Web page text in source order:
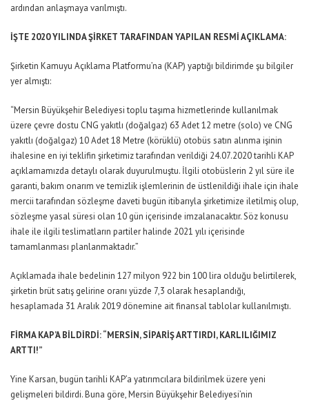
ardından anlaşmaya varılmıştı.
İŞTE 2020 YILINDA ŞİRKET TARAFINDAN YAPILAN RESMİ AÇIKLAMA:
Şirketin Kamuyu Açıklama Platformu’na (KAP) yaptığı bildirimde şu bilgiler
yer almıştı:
“Mersin Büyükşehir Belediyesi toplu taşıma hizmetlerinde kullanılmak
üzere çevre dostu CNG yakıtlı (doğalgaz) 63 Adet 12 metre (solo) ve CNG
yakıtlı (doğalgaz) 10 Adet 18 Metre (körüklü) otobüs satın alınma işinin
ihalesine en iyi teklifin şirketimiz tarafından verildiği 24.07.2020 tarihli KAP
açıklamamızda detaylı olarak duyurulmuştu. İlgili otobüslerin 2 yıl süre ile
garanti, bakım onarım ve temizlik işlemlerinin de üstlenildiği ihale için ihale
mercii tarafından sözleşme daveti bugün itibarıyla şirketimize iletilmiş olup,
sözleşme yasal süresi olan 10 gün içerisinde imzalanacaktır. Söz konusu
ihale ile ilgili teslimatların partiler halinde 2021 yılı içerisinde
tamamlanması planlanmaktadır.”
Açıklamada ihale bedelinin 127 milyon 922 bin 100 lira olduğu belirtilerek,
şirketin brüt satış gelirine oranı yüzde 7,3 olarak hesaplandığı,
hesaplamada 31 Aralık 2019 dönemine ait finansal tablolar kullanılmıştı.
FİRMA KAP’A BİLDİRDİ: “MERSİN, SİPARİŞ ARTTIRDI, KARLILIĞIMIZ
ARTTI!”
Yine Karsan, bugün tarihli KAP’a yatırımcılara bildirilmek üzere yeni
gelişmeleri bildirdi. Buna göre, Mersin Büyükşehir Belediyesi’nin